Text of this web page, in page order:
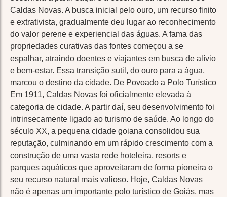
Caldas Novas. A busca inicial pelo ouro, um recurso finito
e extrativista, gradualmente deu lugar ao reconhecimento
do valor perene e experiencial das águas. A fama das
propriedades curativas das fontes começou a se
espalhar, atraindo doentes e viajantes em busca de alívio
e bem-estar. Essa transição sutil, do ouro para a água,
marcou o destino da cidade. De Povoado a Polo Turístico
Em 1911, Caldas Novas foi oficialmente elevada à
categoria de cidade. A partir daí, seu desenvolvimento foi
intrinsecamente ligado ao turismo de saúde. Ao longo do
século XX, a pequena cidade goiana consolidou sua
reputação, culminando em um rápido crescimento com a
construção de uma vasta rede hoteleira, resorts e
parques aquáticos que aproveitaram de forma pioneira o
seu recurso natural mais valioso. Hoje, Caldas Novas
não é apenas um importante polo turístico de Goiás, mas